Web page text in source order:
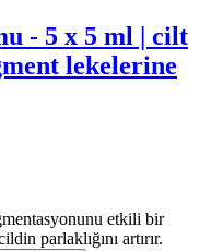
- 5 x 5 ml | cilt
lekelerine
etkili bir
parlaklığını artırır.